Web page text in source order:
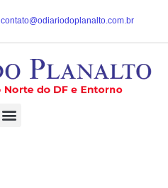
contato@odiariodoplanalto.com.br